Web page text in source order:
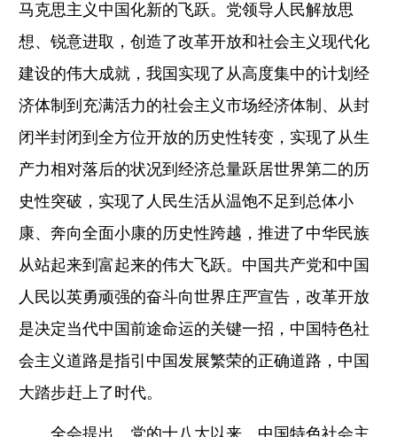
马克思主义中国化新的飞跃。党领导人民解放思
想、锐意进取，创造了改革开放和社会主义现代化
建设的伟大成就，我国实现了从高度集中的计划经
济体制到充满活力的社会主义市场经济体制、从封
闭半封闭到全方位开放的历史性转变，实现了从生
产力相对落后的状况到经济总量跃居世界第二的历
史性突破，实现了人民生活从温饱不足到总体小
康、奔向全面小康的历史性跨越，推进了中华民族
从站起来到富起来的伟大飞跃。中国共产党和中国
人民以英勇顽强的奋斗向世界庄严宣告，改革开放
是决定当代中国前途命运的关键一招，中国特色社
会主义道路是指引中国发展繁荣的正确道路，中国
大踏步赶上了时代。